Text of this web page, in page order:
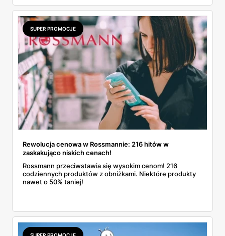
SUPER PROMOCJE
Rewolucja cenowa w Rossmannie: 216 hitów w
zaskakująco niskich cenach!
Rossmann przeciwstawia się wysokim cenom! 216
codziennych produktów z obniżkami. Niektóre produkty
nawet o 50% taniej!